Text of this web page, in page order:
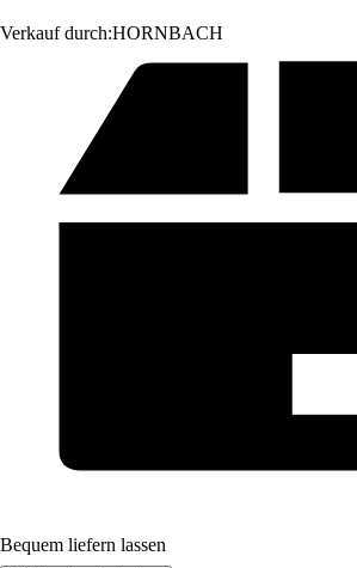
Verkauf durch:HORNBACH
Bequem liefern lassen